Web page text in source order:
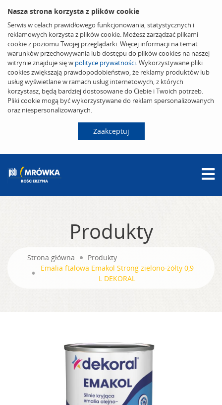
Nasza strona korzysta z plików cookie
Serwis w celach prawidłowego funkcjonowania, statystycznych i
reklamowych korzysta z plików cookie. Możesz zarządzać plikami
cookie z poziomu Twojej przeglądarki. Więcej informacji na temat
warunków przechowywania lub dostępu do plików cookies na naszej
witrynie znajduje się w polityce prywatności. Wykorzystywane pliki
cookies zwiększają prawdopodobieństwo, że reklamy produktów lub
usług wyświetlane w ramach usług internetowych, z których
korzystasz, będą bardziej dostosowane do Ciebie i Twoich potrzeb.
Pliki cookie mogą być wykorzystywane do reklam spersonalizowanych
oraz niespersonalizowanych.
Zaakceptuj
Produkty
Strona główna
Produkty
Emalia ftalowa Emakol Strong zielono-żółty 0,9
L DEKORAL